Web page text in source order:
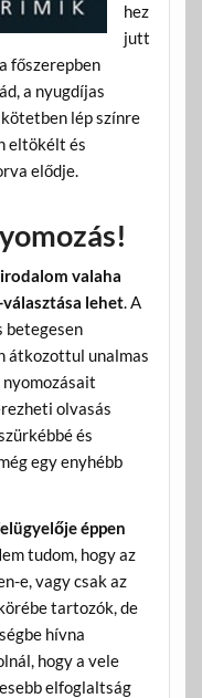
hez
jutt
főszerepben
a nyugdíjas
lép színre
eltökélt és
elődje.
valaha
lehet. A
betegesen
átkozottul unalmas
nyomozásait
olvasás
és
egy enyhébb
éppen
tudom, hogy az
e, vagy csak az
tartozók, de
hívna
hogy a vele
elfoglaltság